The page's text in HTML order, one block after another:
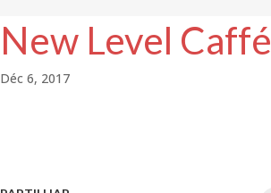
New Level Caffé
Déc 6, 2017